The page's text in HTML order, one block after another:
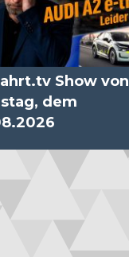
Show von
dem